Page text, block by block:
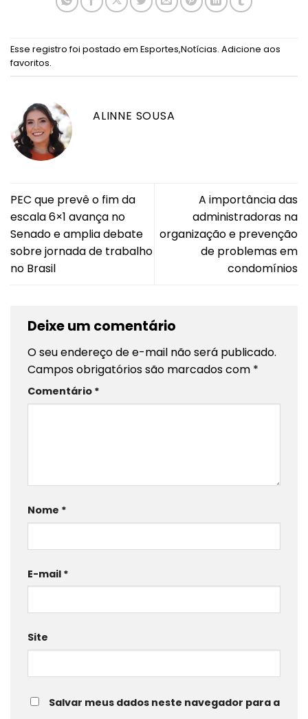
Esse registro foi postado em Esportes,Notícias. Adicione aos
favoritos.
ALINNE SOUSA
PEC que prevê o fim da
escala 6×1 avança no
Senado e amplia debate
sobre jornada de trabalho
no Brasil
A importância das
administradoras na
organização e prevenção
de problemas em
condomínios
Deixe um comentário
O seu endereço de e-mail não será publicado.
Campos obrigatórios são marcados com *
Comentário *
Nome *
E-mail *
Site
Salvar meus dados neste navegador para a